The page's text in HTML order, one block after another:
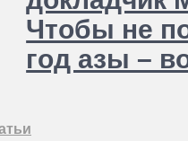
Чтобы не
год азы –